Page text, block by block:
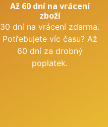
Až 60 dní na vrácení
zboží
30 dní na vrácení zdarma.
Potřebujete víc času? Až
60 dní za drobný
poplatek.